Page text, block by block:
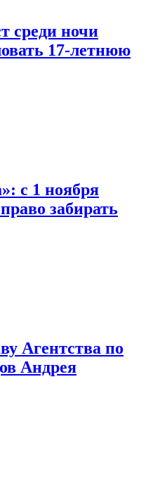
среди ночи
17-летнюю
с 1 ноября
забирать
Агентства по
Андрея